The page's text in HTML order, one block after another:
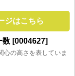
ジはこちら
数 [0004627]
の高さを表していま